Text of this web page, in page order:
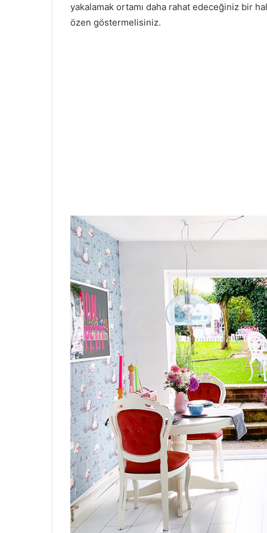
yakalamak ortamı daha rahat edeceğiniz bir
özen göstermelisiniz.